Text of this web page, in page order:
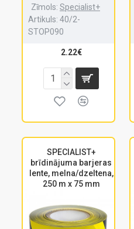
Zīmols: Specialist+
Artikuls: 40/2-
STOP090
2.22€
SPECIALIST+
brīdinājuma barjeras
lente, melna/dzeltena,
250 m x 75 mm